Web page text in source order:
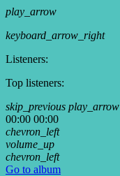
play_arrow
keyboard_arrow_right
Listeners:
Top listeners:
skip_previous play_arrow
00:00 00:00
chevron_left
volume_up
chevron_left
Go to album